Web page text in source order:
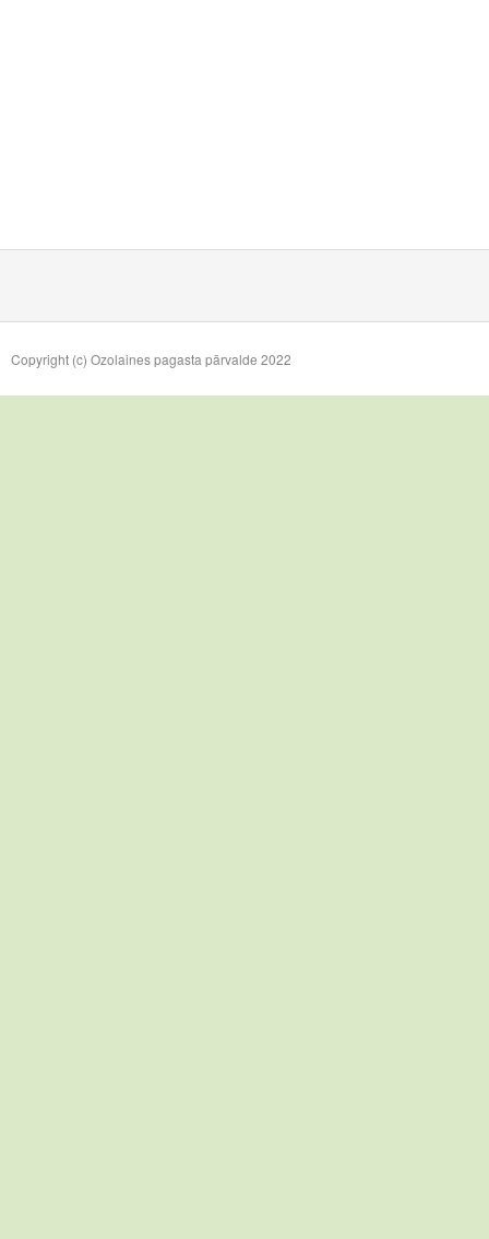
Copyright (c) Ozolaines pagasta pārvalde 2022